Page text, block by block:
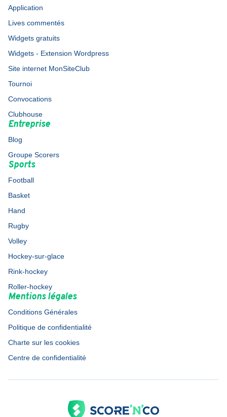
Application
Lives commentés
Widgets gratuits
Widgets - Extension Wordpress
Site internet MonSiteClub
Tournoi
Convocations
Clubhouse
Entreprise
Blog
Groupe Scorers
Sports
Football
Basket
Hand
Rugby
Volley
Hockey-sur-glace
Rink-hockey
Roller-hockey
Mentions légales
Conditions Générales
Politique de confidentialité
Charte sur les cookies
Centre de confidentialité